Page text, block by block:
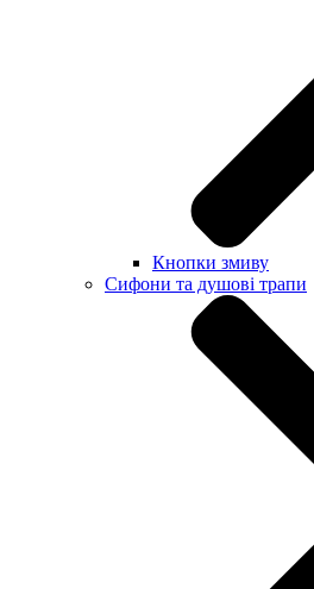
Кнопки змиву
Сифони та душові трапи